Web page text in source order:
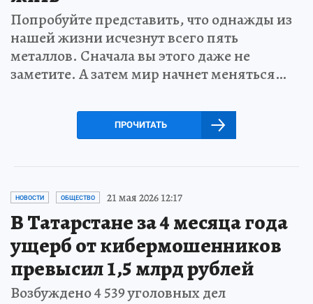
Попробуйте представить, что однажды из
нашей жизни исчезнут всего пять
металлов. Сначала вы этого даже не
заметите. А затем мир начнет меняться…
ПРОЧИТАТЬ
НОВОСТИ ОБЩЕСТВО 21 мая 2026 12:17
В Татарстане за 4 месяца года
ущерб от кибермошенников
превысил 1,5 млрд рублей
Возбуждено 4 539 уголовных дел